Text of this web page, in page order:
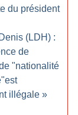
du président
(LDH) :
de
"nationalité
illégale »